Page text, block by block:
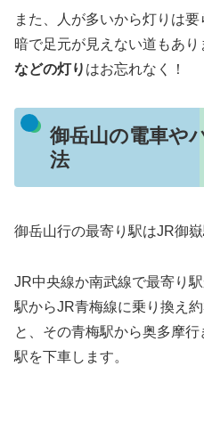
また、人が多いから灯りは
暗で足元が見えない道もあ
などの灯り はお忘れなく！
御岳山の電車や
法
御岳山行の最寄り駅はJR御嶽
JR中央線か南武線で最寄り
駅からJR青梅線に乗り換え
と、その青梅駅から奥多摩
駅を下車します。